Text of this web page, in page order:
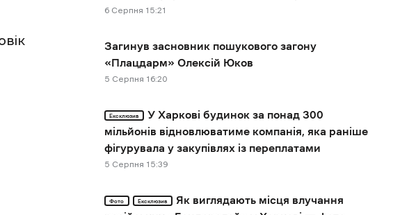
6 Cерпня 15:21
Загинув засновник пошукового загону
«Плацдарм» Олексій Юков
5 Cерпня 16:20
Ексклюзив
У Харкові будинок за понад 300
мільйонів відновлюватиме компанія, яка раніше
фігурувала у закупівлях із переплатами
5 Cерпня 15:39
Фото Ексклюзив
Як виглядають місця влучання